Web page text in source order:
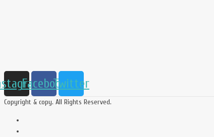
FacebookTwitter
Copyright & copy. All Rights Reserved.